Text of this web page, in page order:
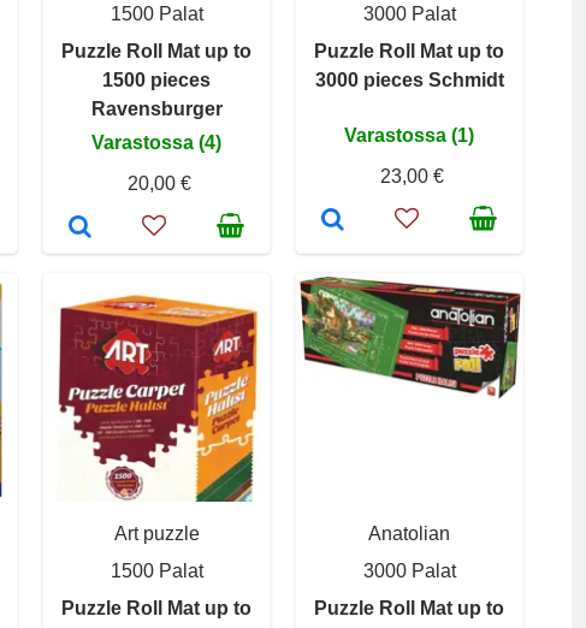
1500 Palat
Puzzle Roll Mat up to
1500 pieces
Ravensburger
Varastossa (4)
20,00 €
3000 Palat
Puzzle Roll Mat up to
3000 pieces Schmidt
Varastossa (1)
23,00 €
Art puzzle
1500 Palat
Puzzle Roll Mat up to
Anatolian
3000 Palat
Puzzle Roll Mat up to